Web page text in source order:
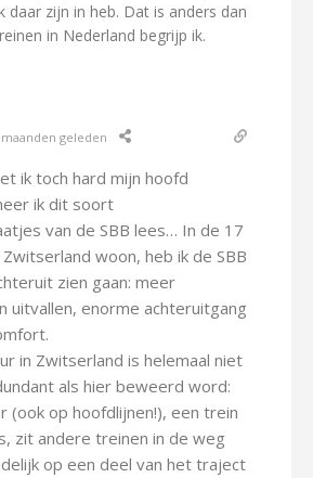
daar zijn in heb. Dat is anders dan
in Nederland begrijp ik.
maanden geleden
ik toch hard mijn hoofd
ik dit soort
van de SBB lees… In de 17
woon, heb ik de SBB
zien gaan: meer
uitvallen, enorme achteruitgang
in Zwitserland is helemaal niet
als hier beweerd word:
(ook op hoofdlijnen!), een trein
zit andere treinen in de weg
op een deel van het traject